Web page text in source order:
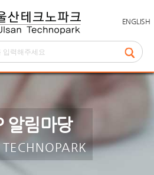
ENGLISH
알림마당